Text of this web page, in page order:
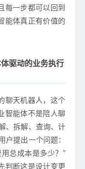
每一步都可以回到
能体真正有价值的
驱动的业务执行
聊天机器人，这个
智能体不是陪人聊
、拆解、查询、计
户提出一个问题：
总成本是多少？”
判断这是设计变更